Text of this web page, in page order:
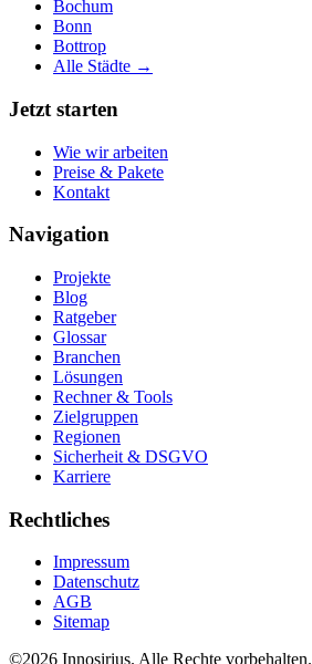
Bochum
Bonn
Bottrop
Alle Städte →
Jetzt starten
Wie wir arbeiten
Preise & Pakete
Kontakt
Navigation
Projekte
Blog
Ratgeber
Glossar
Branchen
Lösungen
Rechner & Tools
Zielgruppen
Regionen
Sicherheit & DSGVO
Karriere
Rechtliches
Impressum
Datenschutz
AGB
Sitemap
©2026 Innosirius. Alle Rechte vorbehalten.